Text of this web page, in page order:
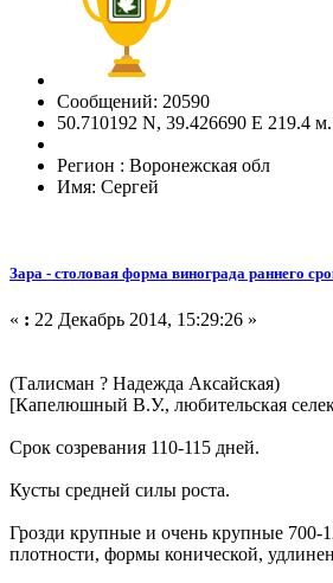
Сообщений: 20590
50.710192 N, 39.426690 E 219.4
Регион : Воронежская обл
Имя: Сергей
Зара - столовая форма винограда раннего
« : 22 Декабрь 2014, 15:29:26 »
(Талисман ? Надежда Аксайская)
[Капелюшный В.У., любительская
Срок созревания 110-115 дней.
Кусты средней силы роста.
Грозди крупные и очень крупные 700-
плотности, формы конической,